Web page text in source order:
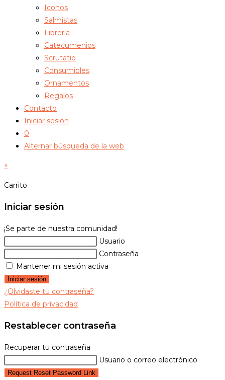
Iconos
Salmistas
Librería
Catecumenios
Scrutatio
Consumibles
Ornamentos
Regalos
Contacto
Iniciar sesión
0
Alternar búsqueda de la web
×
Carrito
Iniciar sesión
¡Se parte de nuestra comunidad!
Usuario
Contraseña
Mantener mi sesión activa
Iniciar sesión
¿Olvidaste tu contraseña?
Política de privacidad
Restablecer contraseña
Recuperar tu contraseña
Usuario o correo electrónico
Request Reset Password Link